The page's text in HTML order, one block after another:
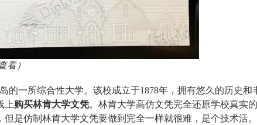
看）
的一所综合性大学。该校成立于1878年，拥有悠久的历史和
上购买林肯大学文凭。林肯大学高仿文凭完全还原学校真实
是仿制林肯大学文凭要做到完全一样就很难，是个技术活